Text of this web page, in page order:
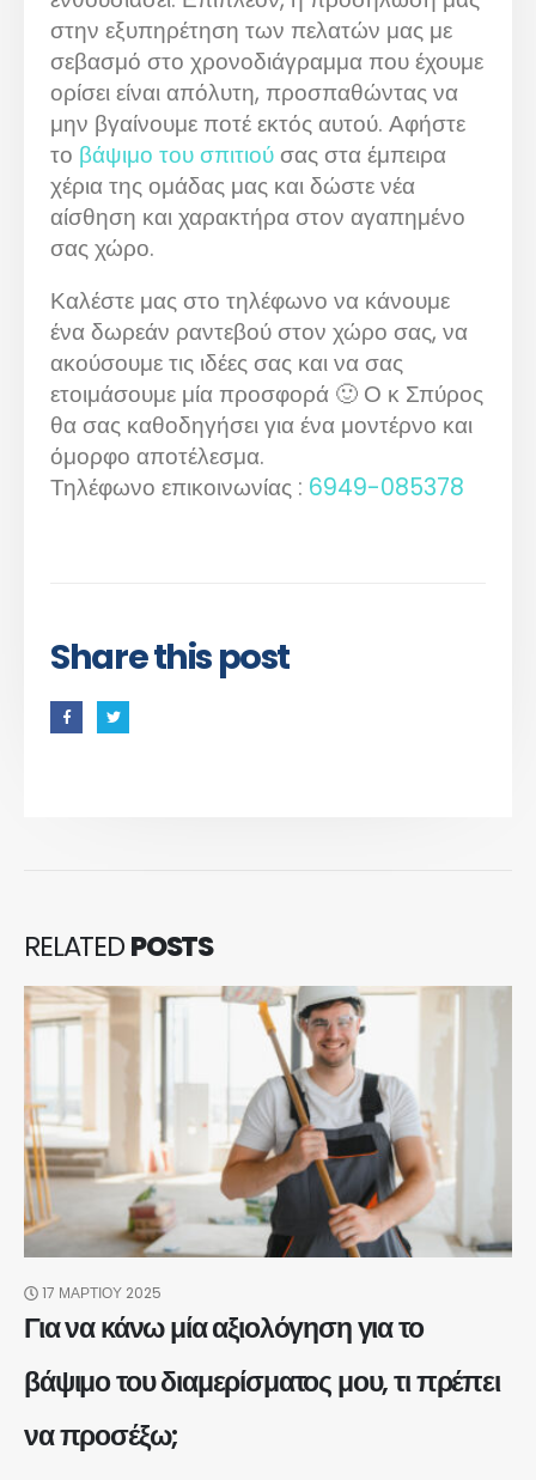
στην εξυπηρέτηση των πελατών μας με
σεβασμό στο χρονοδιάγραμμα που έχουμε
ορίσει είναι απόλυτη, προσπαθώντας να
μην βγαίνουμε ποτέ εκτός αυτού. Αφήστε
το βάψιμο του σπιτιούσας στα έμπειρα
χέρια της ομάδας μας και δώστε νέα
αίσθηση και χαρακτήρα στον αγαπημένο
σας χώρο.
Καλέστε μας στο τηλέφωνο να κάνουμε
ένα δωρεάν ραντεβού στον χώρο σας, να
ακούσουμε τις ιδέες σας και να σας
ετοιμάσουμε μία προσφορά 🙂 Ο κ Σπύρος
θα σας καθοδηγήσει για ένα μοντέρνο και
όμορφο αποτέλεσμα.
Τηλέφωνο επικοινωνίας : 6949-085378
Share this post
RELATEDPOSTS
17 ΜΑΡΤΊΟΥ 2025
Για να κάνω μία αξιολόγηση για το
βάψιμο του διαμερίσματος μου, τι πρέπει
να προσέξω;